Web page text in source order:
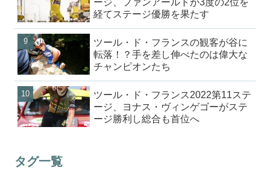
ージ、ファンアールトが3度の2位を
経てステージ優勝を果たす
ツール・ド・フランスの観客が谷に
転落！？手を差し伸べたのは偉大な
チャンピオンたち
ツール・ド・フランス2022第11ステ
ージ、ヨナス・ヴィンゲゴーがステ
ージ勝利し総合も首位へ
タグ一覧